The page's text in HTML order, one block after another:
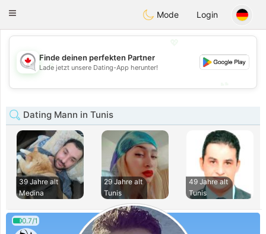
CANADIANchat
Toggle
Mode Login
💖
💕
Finde deinen perfekten Partner
Lade jetzt unsere Dating-App herunter!
Dating Mann in Tunis
39 Jahre alt
Medina
29 Jahre alt
Tunis
49 Jahre alt
Tunis
0.7/1